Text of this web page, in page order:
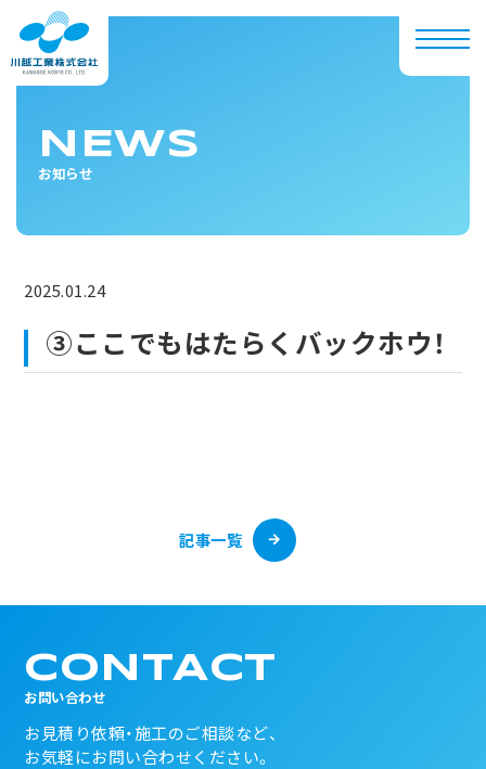
NEWS
お知らせ
2025.01.24
③ここでもはたらくバックホウ！
記事一覧
CONTACT
お問い合わせ
お見積り依頼・施工のご相談など、
お気軽にお問い合わせください。